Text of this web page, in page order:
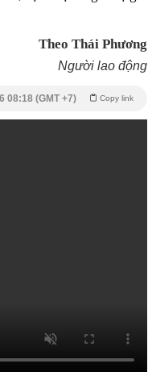
Theo Thái Phương
Người lao động
Copy link
08:18 (GMT +7)